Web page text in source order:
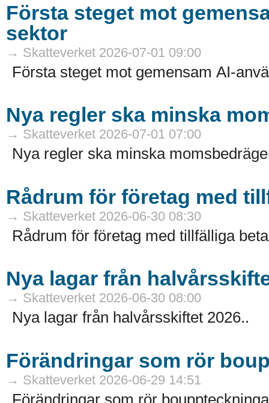
Första steget mot
sektor
→ Skatteverket 2026-07-01 09:00
Första steget mot gemensam AI-
Nya regler ska minska
→ Skatteverket 2026-07-01 07:00
Nya regler ska minska
Rådrum för företag med
→ Skatteverket 2026-06-30 08:30
Rådrum för företag med tillfälliga
Nya lagar från
→ Skatteverket 2026-06-30 08:00
Nya lagar från halvårsskiftet 2026..
Förändringar som rör
→ Skatteverket 2026-06-29 14:51
Förändringar som rör